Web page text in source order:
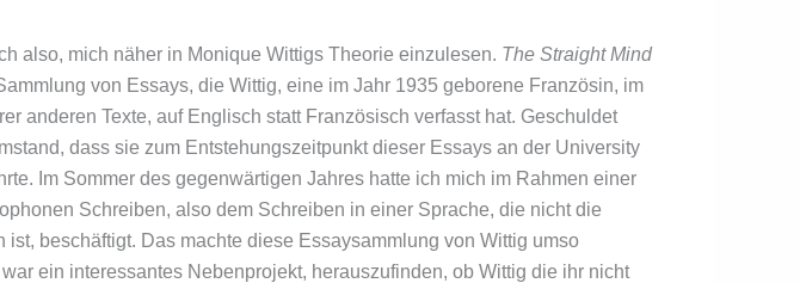
also, mich näher in Monique Wittigs Theorie einzulesen. The Straight Mind
von Essays, die Wittig, eine im Jahr 1935 geborene Französin, im
anderen Texte, auf Englisch statt Französisch verfasst hat. Geschuldet
dass sie zum Entstehungszeitpunkt dieser Essays an der University
Im Sommer des gegenwärtigen Jahres hatte ich mich im Rahmen einer
Schreiben, also dem Schreiben in einer Sprache, die nicht die
ist, beschäftigt. Das machte diese Essaysammlung von Wittig umso
ein interessantes Nebenprojekt, herauszufinden, ob Wittig die ihr nicht